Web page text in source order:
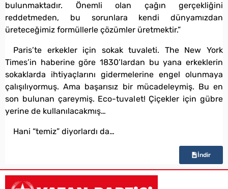
bulunmaktadır. Önemli olan çağın gerçekliğini
reddetmeden, bu sorunlara kendi dünyamızdan
üreteceğimiz formüllerle çözümler üretmektir.”
Paris’te erkekler için sokak tuvaleti. The New York
Times’in haberine göre 1830’lardan bu yana erkeklerin
sokaklarda ihtiyaçlarını gidermelerine engel olunmaya
çalışılıyormuş. Ama başarısız bir mücadeleymiş. Bu en
son bulunan çareymiş. Eco-tuvalet! Çiçekler için gübre
yerine de kullanılacakmış…
Hani “temiz” diyorlardı da…
İndir